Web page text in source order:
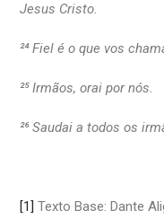
Jesus Cristo.
²⁴ Fiel é o que vos
²⁵ Irmãos, orai por nós.
²⁶ Saudai a todos os
[1] Texto Base: Dante